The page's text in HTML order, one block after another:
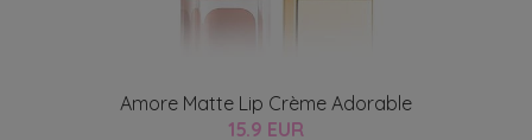
Amore Matte Lip Crème Adorable
15.9 EUR